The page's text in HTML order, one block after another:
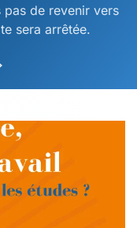
pas de revenir vers
sera arrêtée.